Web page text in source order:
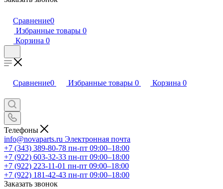
Сравнение0
Избранные товары 0
Корзина 0
Сравнение0 Избранные товары 0 Корзина 0
Телефоны
info@novaparts.ru Электронная почта
+7 (343) 389-80-78 пн-пт 09:00–18:00
+7 (922) 603-32-33 пн-пт 09:00–18:00
+7 (922) 223-11-01 пн-пт 09:00–18:00
+7 (922) 181-42-43 пн-пт 09:00–18:00
Заказать звонок